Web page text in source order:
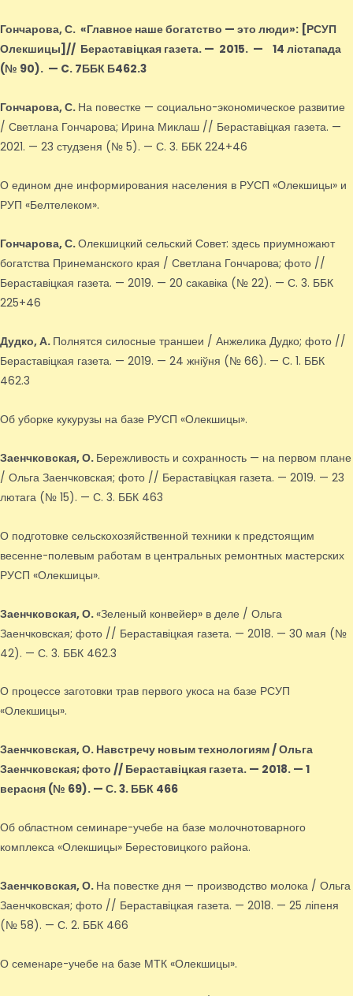
Гончарова, С. «Главное наше богатство — это люди»: [РСУП
Олекшицы] // Бераставіцкая газета. — 2015. — 14 лістапада
(№ 90). — C. 7ББК Б462.3
Гончарова, С. На повестке — социально-экономическое развитие
/ Светлана Гончарова; Ирина Миклаш // Бераставіцкая газета. —
2021. — 23 студзеня (№ 5). — С. 3. ББК 224+46
О едином дне информирования населения в РУСП «Олекшицы» и
РУП «Белтелеком».
Гончарова, С.Олекшицкий сельский Совет: здесь приумножают
богатства Принеманского края / Светлана Гончарова; фото //
Бераставіцкая газета. — 2019. — 20 сакавіка (№ 22). — С. 3. ББК
225+46
Дудко, А. Полнятся силосные траншеи / Анжелика Дудко; фото //
Бераставіцкая газета. — 2019. — 24 жніўня (№ 66). — С. 1. ББК
462.3
Об уборке кукурузы на базе РУСП «Олекшицы».
Заенчковская, О. Бережливость и сохранность — на первом плане
/ Ольга Заенчковская; фото // Бераставіцкая газета. — 2019. — 23
лютага (№ 15). — С. 3. ББК 463
О подготовке сельскохозяйственной техники к предстоящим
весенне-полевым работам в центральных ремонтных мастерских
РУСП «Олекшицы».
Заенчковская, О.«Зеленый конвейер» в деле / Ольга
Заенчковская; фото // Бераставіцкая газета. — 2018. — 30 мая (№
42). — С. 3. ББК 462.3
О процессе заготовки трав первого укоса на базе РСУП
«Олекшицы».
Заенчковская, О. Навстречу новым технологиям / Ольга
Заенчковская; фото // Бераставіцкая газета. — 2018. — 1
верасня (№ 69). — С. 3. ББК 466
Об областном семинаре-учебе на базе молочнотоварного
комплекса «Олекшицы» Берестовицкого района.
Заенчковская, О. На повестке дня — производство молока / Ольга
Заенчковская; фото // Бераставіцкая газета. — 2018. — 25 ліпеня
(№ 58). — С. 2. ББК 466
О семенаре-учебе на базе МТК «Олекшицы».